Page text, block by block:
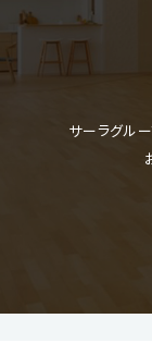
サーラグル